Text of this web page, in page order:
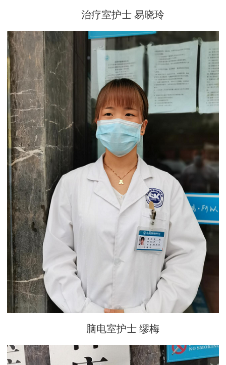
治疗室护士 易晓玲
脑电室护士 缪梅